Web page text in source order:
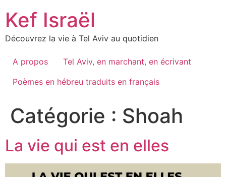
content
Kef Israël
Découvrez la vie à Tel Aviv au quotidien
A propos
Tel Aviv, en marchant, en écrivant
Poèmes en hébreu traduits en français
Catégorie : Shoah
La vie qui est en elles